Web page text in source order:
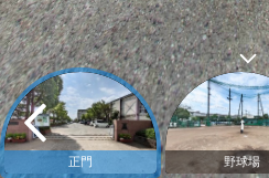
正門 野球場